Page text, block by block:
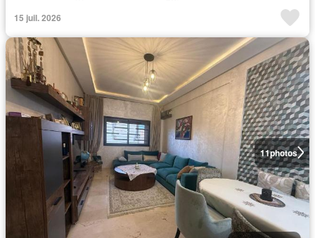
15 juil. 2026
11photos